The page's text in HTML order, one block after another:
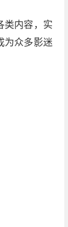
类内容，实
为众多影迷